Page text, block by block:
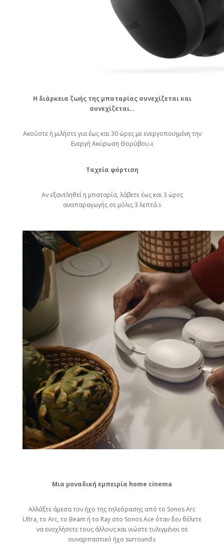
Η διάρκεια ζωής της μπαταρίας συνεχίζεται και
συνεχίζεται…
Ακούστε ή μιλήστε για έως και 30 ώρες με ενεργοποιημένη την
Ενεργή Ακύρωση Θορύβου.4
Ταχεία φόρτιση
Αν εξαντληθεί η μπαταρία, λάβετε έως και 3 ώρες
αναπαραγωγής σε μόλις 3 λεπτά.5
Μια μοναδική εμπειρία home cinema
Αλλάξτε άμεσα τον ήχο της τηλεόρασης από το Sonos Arc
Ultra, το Arc, το Beam ή το Ray στο Sonos Ace όταν δεν θέλετε
να ενοχλήσετε τους άλλους και νιώστε τυλιγμένοι σε
συναρπαστικό ήχο surround.6